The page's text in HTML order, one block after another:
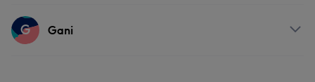
Portfolio
Services
G Gani